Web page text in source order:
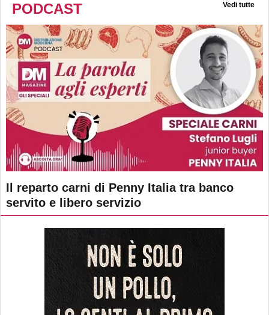
PODCAST Vedi tutte
Il reparto carni di Penny Italia tra banco
servito e libero servizio